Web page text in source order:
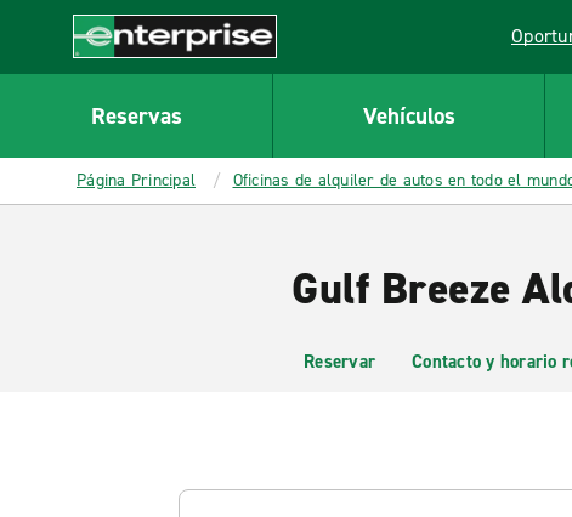
CONTENT
Enterprise
Link
Reservas Vehículos
Página Principal Oficinas de alquiler de autos en todo el
Gulf Breeze
Reservar Contacto y horario